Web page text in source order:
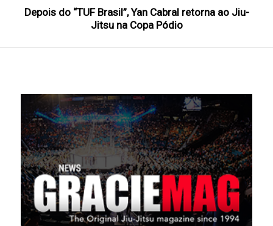
Depois do “TUF Brasil”, Yan Cabral retorna ao Jiu-
Jitsu na Copa Pódio